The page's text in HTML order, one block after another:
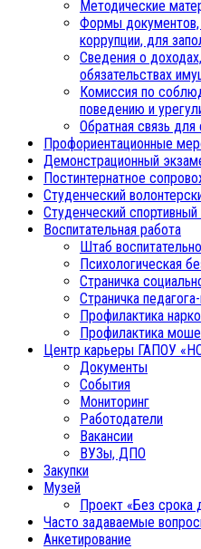
Методические
Формы документов,
коррупции, для
Сведения о
обязательствах
Комиссия по
поведению и
Обратная связь
Профориентационные
Демонстрационный
Постинтернатное
Студенческий
Студенческий спортивный
Воспитательная работа
Штаб
Психологическая
Страничка
Страничка
Профилактика
Профилактика
Центр карьеры ГАПОУ
Документы
События
Мониторинг
Работодатели
Вакансии
ВУЗы, ДПО
Закупки
Музей
Проект «Без срока
Часто задаваемые
Анкетирование